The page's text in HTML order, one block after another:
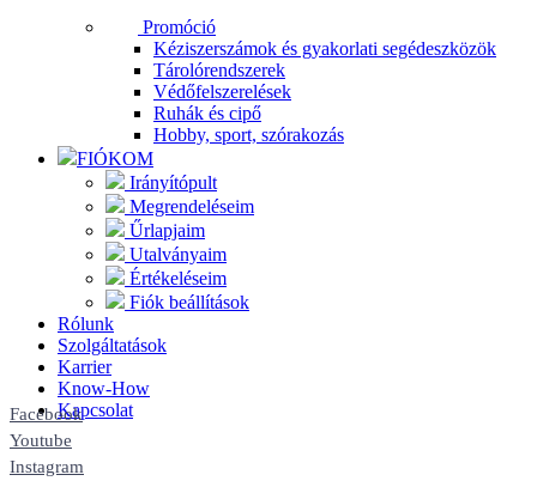
Promóció
Kéziszerszámok és gyakorlati segédeszközök
Tárolórendszerek
Védőfelszerelések
Ruhák és cipő
Hobby, sport, szórakozás
FIÓKOM
Irányítópult
Megrendeléseim
Űrlapjaim
Utalványaim
Értékeléseim
Fiók beállítások
Rólunk
Szolgáltatások
Karrier
Know-How
Kapcsolat
Facebook
Youtube
Instagram